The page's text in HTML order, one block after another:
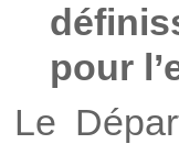
pour
Le